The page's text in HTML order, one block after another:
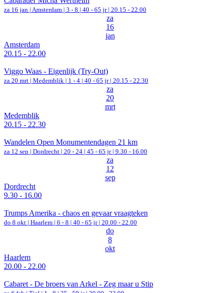
za 16 jan | Amsterdam | 3 - 8 | 40 - 65 jr | 20.15 - 22.00
za
16
jan
Amsterdam
20.15 - 22.00
Viggo Waas - Eigenlijk (Try-Out)
za 20 mrt | Medemblik | 1 - 4 | 40 - 65 jr | 20.15 - 22.30
za
20
mrt
Medemblik
20.15 - 22.30
Wandelen Open Monumentendagen 21 km
za 12 sep | Dordrecht | 20 - 24 | 45 - 65 jr | 9.30 - 16.00
za
12
sep
Dordrecht
9.30 - 16.00
Trumps Amerika - chaos en gevaar vraagteken
do 8 okt | Haarlem | 6 - 8 | 40 - 65 jr | 20.00 - 22.00
do
8
okt
Haarlem
20.00 - 22.00
Cabaret - De broers van Arkel - Zeg maar u Stip